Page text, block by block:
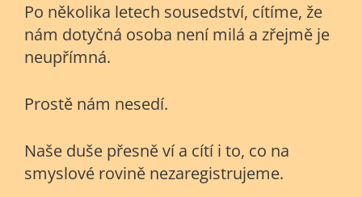
Po několika letech sousedství, cítíme, že
nám dotyčná osoba není milá a zřejmě je
neupřímná.
Prostě nám nesedí.
Naše duše přesně ví a cítí i to, co na
smyslové rovině nezaregistrujeme.